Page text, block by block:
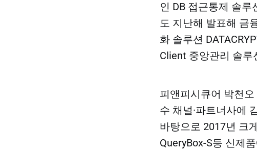
인 DB 접근통제 솔루
도 지난해 발표해 금
화 솔루션
Client 중앙관리 솔루
피앤피시큐어 박천
수 채널·파트너사에
바탕으로 2017년 크
QueryBox-S등 신제